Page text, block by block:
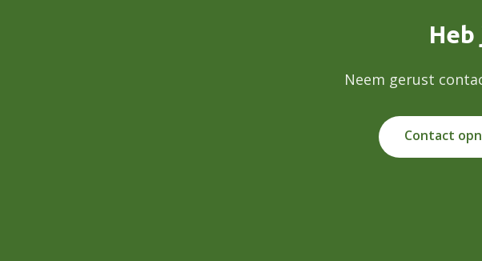
Heb
Neem gerust
Contact